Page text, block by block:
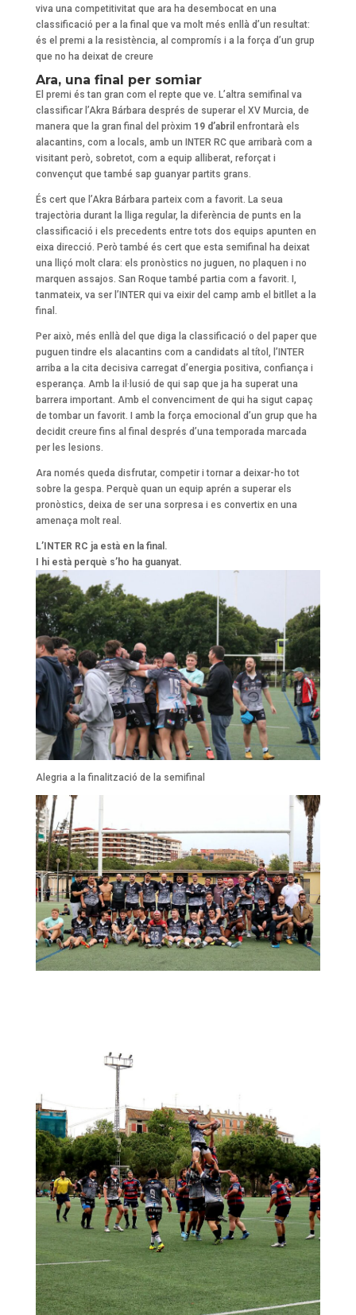
viva una competitivitat que ara ha desembocat en una
classificació per a la final que va molt més enllà d’un resultat:
és el premi a la resistència, al compromís i a la força d’un grup
que no ha deixat de creure
Ara, una final per somiar
El premi és tan gran com el repte que ve. L’altra semifinal va
classificar l’Akra Bárbara després de superar el XV Murcia, de
manera que la gran final del pròxim 19 d’abril enfrontarà els
alacantins, com a locals, amb un INTER RC que arribarà com a
visitant però, sobretot, com a equip alliberat, reforçat i
convençut que també sap guanyar partits grans.
És cert que l’Akra Bárbara parteix com a favorit. La seua
trajectòria durant la lliga regular, la diferència de punts en la
classificació i els precedents entre tots dos equips apunten en
eixa direcció. Però també és cert que esta semifinal ha deixat
una lliçó molt clara: els pronòstics no juguen, no plaquen i no
marquen assajos. San Roque també partia com a favorit. I,
tanmateix, va ser l’INTER qui va eixir del camp amb el bitllet a la
final.
Per això, més enllà del que diga la classificació o del paper que
puguen tindre els alacantins com a candidats al títol, l’INTER
arriba a la cita decisiva carregat d’energia positiva, confiança i
esperança. Amb la il·lusió de qui sap que ja ha superat una
barrera important. Amb el convenciment de qui ha sigut capaç
de tombar un favorit. I amb la força emocional d’un grup que ha
decidit creure fins al final després d’una temporada marcada
per les lesions.
Ara només queda disfrutar, competir i tornar a deixar-ho tot
sobre la gespa. Perquè quan un equip aprén a superar els
pronòstics, deixa de ser una sorpresa i es convertix en una
amenaça molt real.
L’INTER RC ja està en la final.
I hi està perquè s’ho ha guanyat.
Alegria a la finalització de la semifinal